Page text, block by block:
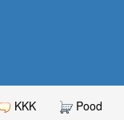
KKK Pood